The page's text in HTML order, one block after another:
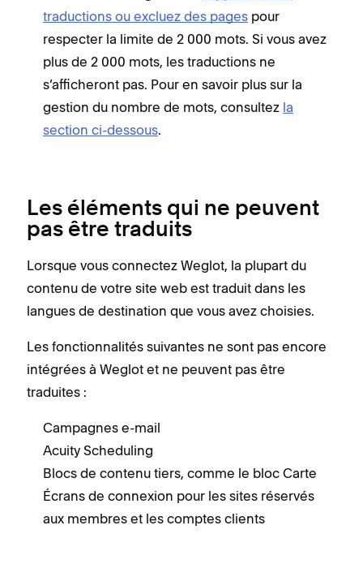
traductions ou excluez des pages pour
respecter la limite de 2 000 mots. Si vous avez
plus de 2 000 mots, les traductions ne
s’afficheront pas. Pour en savoir plus sur la
gestion du nombre de mots, consultez la
section ci-dessous.
Les éléments qui ne peuvent
pas être traduits
Lorsque vous connectez Weglot, la plupart du
contenu de votre site web est traduit dans les
langues de destination que vous avez choisies.
Les fonctionnalités suivantes ne sont pas encore
intégrées à Weglot et ne peuvent pas être
traduites :
Campagnes e-mail
Acuity Scheduling
Blocs de contenu tiers, comme le bloc Carte
Écrans de connexion pour les sites réservés
aux membres et les comptes clients